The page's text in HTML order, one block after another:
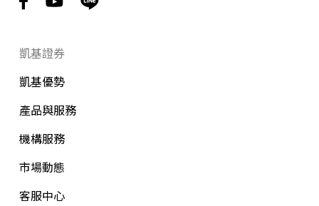
凱基證券
凱基優勢
產品與服務
機構服務
市場動態
客服中心